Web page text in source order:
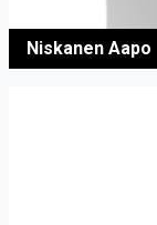
Niskanen Aapo